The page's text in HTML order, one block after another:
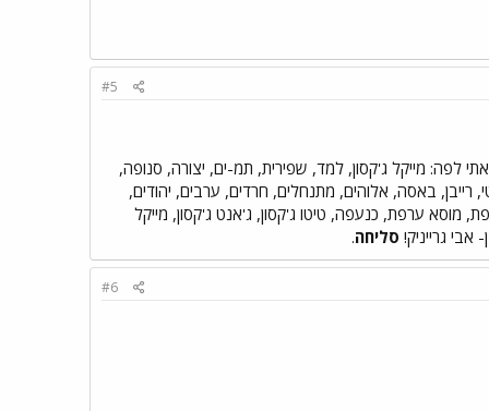
#5
לפה: מייקל ג'קסון, למד, שפירית, תמ-ים, יצורה, סנופה,
רייבן, באסה, אלוהים, מתנחלים, חרדים, ערבים, יהודים,
מוסא ערפת, כנעפה, טיטו ג'קסון, ג'אנט ג'קסון, מייקל
אבי גרייניק! סליחה.
#6